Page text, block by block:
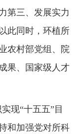
第三、发展实力
此同时，环植所
农村部党组、院
果、国家级人才
现“十五五”目
和加强党对所科